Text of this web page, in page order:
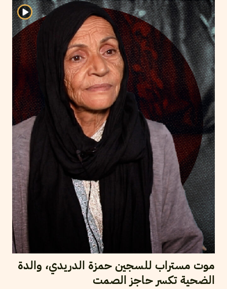
موت مستراب للسجين حمزة الدريدي، والدة
الضحية تكسر حاجز الصمت